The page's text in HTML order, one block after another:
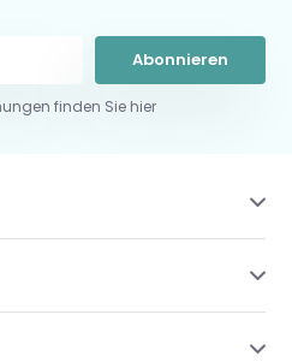
Abonnieren
finden Sie hier